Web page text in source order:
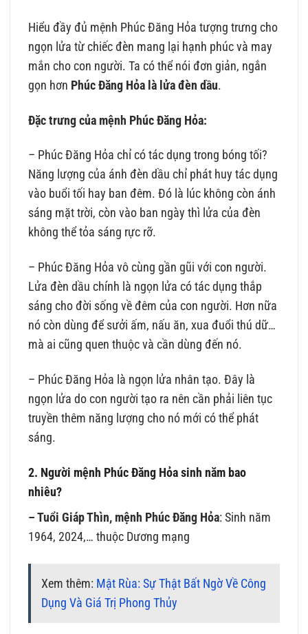
Hiểu đầy đủ mệnh Phúc Đăng Hỏa tượng trưng cho
ngọn lửa từ chiếc đèn mang lại hạnh phúc và may
mắn cho con người. Ta có thể nói đơn giản, ngắn
gọn hơn Phúc Đăng Hỏa là lửa đèn dầu.
Đặc trưng của mệnh Phúc Đăng Hỏa:
– Phúc Đăng Hỏa chỉ có tác dụng trong bóng tối?
Năng lượng của ánh đèn dầu chỉ phát huy tác dụng
vào buổi tối hay ban đêm. Đó là lúc không còn ánh
sáng mặt trời, còn vào ban ngày thì lửa của đèn
không thể tỏa sáng rực rỡ.
– Phúc Đăng Hỏa vô cùng gần gũi với con người.
Lửa đèn dầu chính là ngọn lửa có tác dụng thắp
sáng cho đời sống về đêm của con người. Hơn nữa
nó còn dùng để sưởi ấm, nấu ăn, xua đuổi thú dữ…
mà ai cũng quen thuộc và cần dùng đến nó.
– Phúc Đăng Hỏa là ngọn lửa nhân tạo. Đây là
ngọn lửa do con người tạo ra nên cần phải liên tục
truyền thêm năng lượng cho nó mới có thể phát
sáng.
2. Người mệnh Phúc Đăng Hỏa sinh năm bao
nhiêu?
– Tuổi Giáp Thìn, mệnh Phúc Đăng Hỏa: Sinh năm
1964, 2024,… thuộc Dương mạng
Xem thêm: Mật Rùa: Sự Thật Bất Ngờ Về Công
Dụng Và Giá Trị Phong Thủy